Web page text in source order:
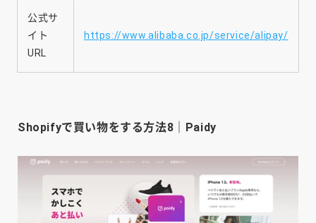
公式サ
イト
URL
https://www.alibaba.co.jp/service/alipay/
Shopifyで買い物をする方法8｜Paidy